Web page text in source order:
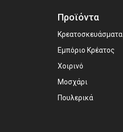
Προϊόντα
Κρεατοσκευάσματα
Εμπόριο Κρέατος
Χοιρινό
Μοσχάρι
Πουλερικά